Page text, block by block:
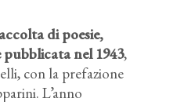
di poesie,
pubblicata nel 1943,
con la prefazione
L’anno